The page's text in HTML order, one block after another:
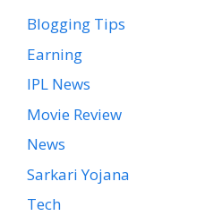
Blogging Tips
Earning
IPL News
Movie Review
News
Sarkari Yojana
Tech